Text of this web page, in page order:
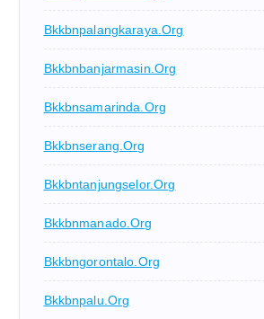
Bkkbnpalangkaraya.org
Bkkbnbanjarmasin.org
Bkkbnsamarinda.org
Bkkbnserang.org
Bkkbntanjungselor.org
Bkkbnmanado.org
Bkkbngorontalo.org
Bkkbnpalu.org